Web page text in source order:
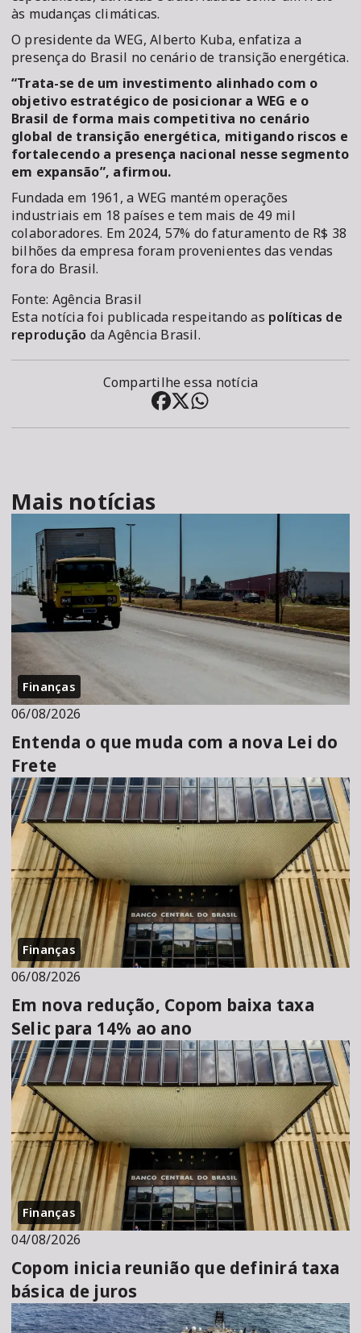
às mudanças climáticas.
O presidente da WEG, Alberto Kuba, enfatiza a
presença do Brasil no cenário de transição energética.
“Trata-se de um investimento alinhado com o
objetivo estratégico de posicionar a WEG e o
Brasil de forma mais competitiva no cenário
global de transição energética, mitigando riscos e
fortalecendo a presença nacional nesse segmento
em expansão”, afirmou.
Fundada em 1961, a WEG mantém operações
industriais em 18 países e tem mais de 49 mil
colaboradores. Em 2024, 57% do faturamento de R$ 38
bilhões da empresa foram provenientes das vendas
fora do Brasil.
Fonte: Agência Brasil
Esta notícia foi publicada respeitando as políticas de
reprodução da Agência Brasil.
Compartilhe essa notícia
Mais notícias
Finanças
06/08/2026
Entenda o que muda com a nova Lei do
Frete
Finanças
06/08/2026
Em nova redução, Copom baixa taxa
Selic para 14% ao ano
Finanças
04/08/2026
Copom inicia reunião que definirá taxa
básica de juros